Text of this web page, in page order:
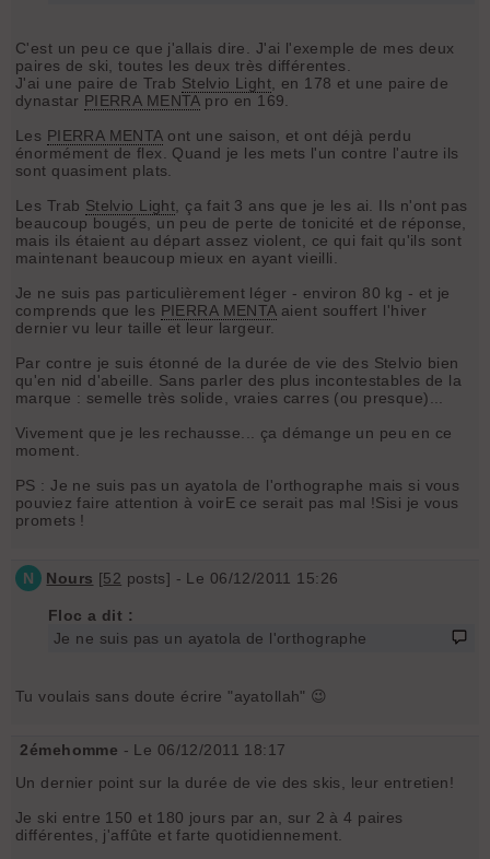
C'est un peu ce que j'allais dire. J'ai l'exemple de mes deux
paires de ski, toutes les deux très différentes.
J'ai une paire de Trab Stelvio Light , en 178 et une paire de
dynastar PIERRA MENTApro en 169.
Les PIERRA MENTAont une saison, et ont déjà perdu
énormément de flex. Quand je les mets l'un contre l'autre ils
sont quasiment plats.
Les Trab Stelvio Light , ça fait 3 ans que je les ai. Ils n'ont pas
beaucoup bougés, un peu de perte de tonicité et de réponse,
mais ils étaient au départ assez violent, ce qui fait qu'ils sont
maintenant beaucoup mieux en ayant vieilli.
Je ne suis pas particulièrement léger - environ 80 kg - et je
comprends que les PIERRA MENTAaient souffert l'hiver
dernier vu leur taille et leur largeur.
Par contre je suis étonné de la durée de vie des Stelvio bien
qu'en nid d'abeille. Sans parler des plus incontestables de la
marque : semelle très solide, vraies carres (ou presque)...
Vivement que je les rechausse... ça démange un peu en ce
moment.
PS : Je ne suis pas un ayatola de l'orthographe mais si vous
pouviez faire attention à voirE ce serait pas mal !Sisi je vous
promets !
N Nours [52 posts] - Le 06/12/2011 15:26
Floc a dit :
Je ne suis pas un ayatola de l'orthographe
Tu voulais sans doute écrire "ayatollah" 😉
2émehomme - Le 06/12/2011 18:17
Un dernier point sur la durée de vie des skis, leur entretien!
Je ski entre 150 et 180 jours par an, sur 2 à 4 paires
différentes, j'affûte et farte quotidiennement.